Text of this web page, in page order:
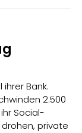
Bank.
2.500
Social-
private